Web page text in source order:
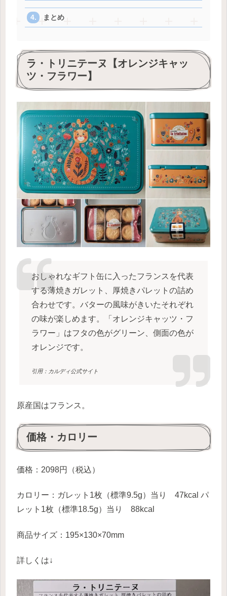
まとめ
ラ・トリニテーヌ【オレンジキャッ
ツ・フラワー】
おしゃれなギフト缶に入ったフランスを代表
する薄焼きガレット、厚焼きパレットの詰め
合わせです。バターの風味がきいたそれぞれ
の味が楽しめます。「オレンジキャッツ・フ
ラワー」はフタの色がグリーン、側面の色が
オレンジです。
引用：カルディ公式サイト
原産国はフランス。
価格・カロリー
価格：2098円（税込）
カロリー：ガレット1枚（標準9.5g）当り 47kcal パ
レット1枚（標準18.5g）当り 88kcal
商品サイズ：195×130×70mm
詳しくは↓